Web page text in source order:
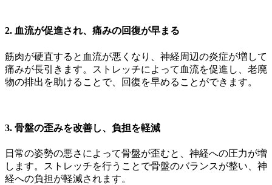
2. 血流が促進され、痛みの回復が早まる
筋肉が硬直すると血流が悪くなり、神経周辺の炎症が増して
痛みが長引きます。ストレッチによって血流を促進し、老廃
物の排出を助けることで、回復を早めることができます。
3. 骨盤の歪みを改善し、負担を軽減
日常の姿勢の悪さによって骨盤が歪むと、神経への圧力が増
します。ストレッチを行うことで骨盤のバランスが整い、神
経への負担が軽減されます。